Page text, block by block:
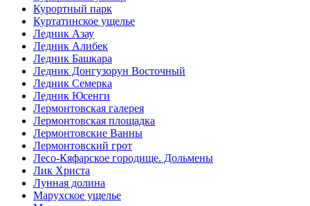
Курортный парк
Куртатинское ущелье
Ледник Азау
Ледник Алибек
Ледник Башкара
Ледник Донгузорун Восточный
Ледник Семерка
Ледник Юсенги
Лермонтовская галерея
Лермонтовская площадка
Лермонтовские Ванны
Лермонтовский грот
Лесо-Кяфарское городище. Дольмены
Лик Христа
Лунная долина
Марухское ущелье